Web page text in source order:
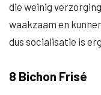
die weinig
waakzaam en
dus socialisatie is
8 Bichon Frisé